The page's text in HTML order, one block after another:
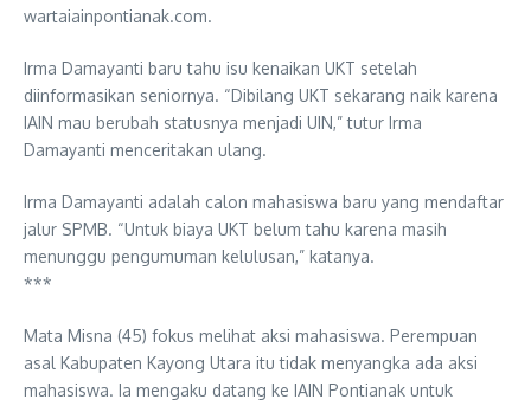
wartaiainpontianak.com.
Irma Damayanti baru tahu isu kenaikan UKT setelah
diinformasikan seniornya. “Dibilang UKT sekarang naik karena
IAIN mau berubah statusnya menjadi UIN,” tutur Irma
Damayanti menceritakan ulang.
Irma Damayanti adalah calon mahasiswa baru yang mendaftar
jalur SPMB. “Untuk biaya UKT belum tahu karena masih
menunggu pengumuman kelulusan,” katanya.
***
Mata Misna (45) fokus melihat aksi mahasiswa. Perempuan
asal Kabupaten Kayong Utara itu tidak menyangka ada aksi
mahasiswa. Ia mengaku datang ke IAIN Pontianak untuk